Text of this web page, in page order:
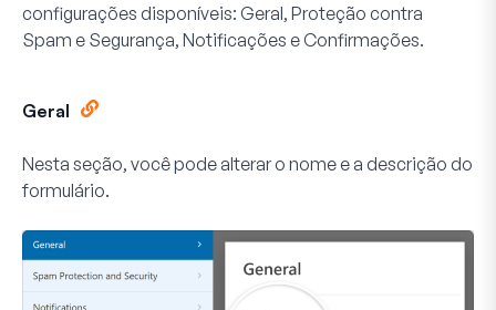
configurações disponíveis: Geral, Proteção contra
Spam e Segurança, Notificações e Confirmações.
Geral
Nesta seção, você pode alterar o nome e a descrição do
formulário.